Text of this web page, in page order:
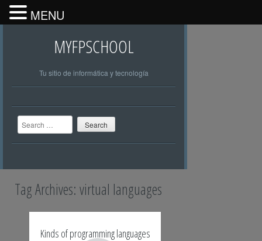
MYFPSCHOOL
Tu sitio de informática y tecnología
Search
Tag Archives: virtual languages
Kinds of programming languages
MENU